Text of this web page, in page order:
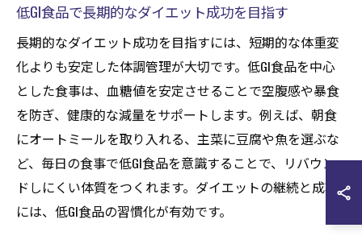
低GI食品で長期的なダイエット成功を目指す
長期的なダイエット成功を目指すには、短期的な体重変
化よりも安定した体調管理が大切です。低GI食品を中心
とした食事は、血糖値を安定させることで空腹感や暴食
を防ぎ、健康的な減量をサポートします。例えば、朝食
にオートミールを取り入れる、主菜に豆腐や魚を選ぶな
ど、毎日の食事で低GI食品を意識することで、リバウン
ドしにくい体質をつくれます。ダイエットの継続と成功
には、低GI食品の習慣化が有効です。